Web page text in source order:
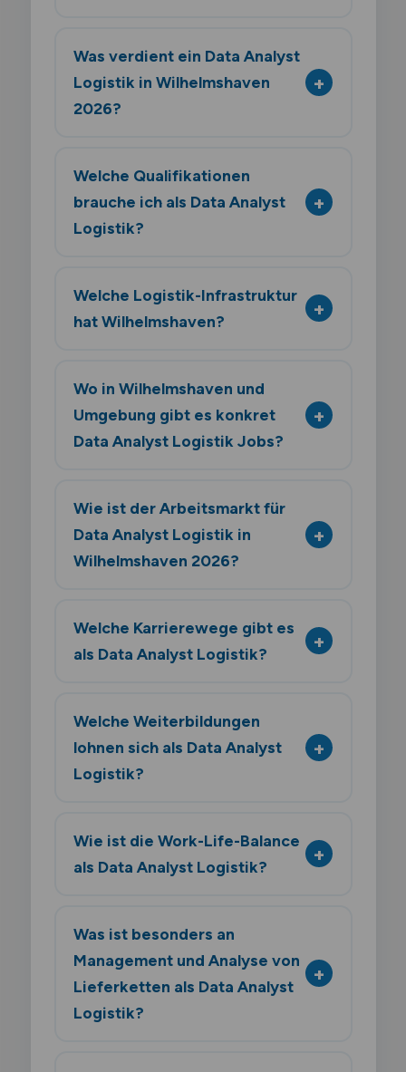
Was verdient ein Data Analyst
Logistik in Wilhelmshaven
2026?
Welche Qualifikationen
brauche ich als Data Analyst
Logistik?
Welche Logistik-Infrastruktur
hat Wilhelmshaven?
Wo in Wilhelmshaven und
Umgebung gibt es konkret
Data Analyst Logistik Jobs?
Wie ist der Arbeitsmarkt für
Data Analyst Logistik in
Wilhelmshaven 2026?
Welche Karrierewege gibt es
als Data Analyst Logistik?
Welche Weiterbildungen
lohnen sich als Data Analyst
Logistik?
Wie ist die Work-Life-Balance
als Data Analyst Logistik?
Was ist besonders an
Management und Analyse von
Lieferketten als Data Analyst
Logistik?